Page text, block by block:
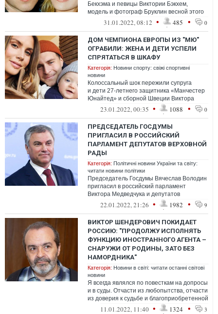
Бекхэма и певицы Виктории Бэкхем,
модель и фотограф Бруклин весной этого
года сыграет свадьбу со своей
избранницей – акт...
31.01.2022, 08:12 • 485 • 0
ДОМ ЧЕМПИОНА ЕВРОПЫ ИЗ "МЮ"
ОГРАБИЛИ: ЖЕНА И ДЕТИ УСПЕЛИ
СПРЯТАТЬСЯ В ШКАФУ
Категорія: Новини спорту: свіжі спортивні
новини
Колоссальный шок пережили супруга
и дети 27-летнего защитника «Манчестер
Юнайтед» и сборной Швеции Виктора
Линделефа
23.01.2022, 00:35 • 1088 • 0
ПРЕДСЕДАТЕЛЬ ГОСДУМЫ
ПРИГЛАСИЛ В РОССИЙСКИЙ
ПАРЛАМЕНТ ДЕПУТАТОВ ВЕРХОВНОЙ
РАДЫ
Категорія: Політичні новини України та світу:
читати новини політики
Председатель Госдумы Вячеслав Володин
пригласил в российский парламент
Виктора Медведчука и депутатов
Верховной рады Украины, входящих в
22.01.2022, 21:26 • 1982 • 9
ВИКТОР ШЕНДЕРОВИЧ ПОКИДАЕТ
РОССИЮ: "ПРОДОЛЖУ ИСПОЛНЯТЬ
ФУНКЦИЮ ИНОСТРАННОГО АГЕНТА –
СНАРУЖИ ОТ РОДИНЫ, ЗАТО БЕЗ
НАМОРДНИКА"
Категорія: Новини в світі: читати останні світові
новини
Я всегда являлся по повесткам на допросы
и в суды. Отчасти из любопытства, отчасти
из доверия к судьбе и благоприобретенной
в детстве веры - в торжест...
11.01.2022, 11:40 • 1324 • 3